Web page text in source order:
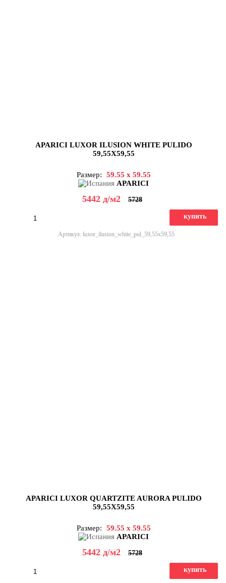
APARICI LUXOR ILUSION WHITE PULIDO
59,55X59,55
Размер:
59.55 x 59.55
APARICI
5442 д/м2 5728
купить
Артикул: luxor_ilusion_white_pul_59,55x59,55
APARICI LUXOR QUARTZITE AURORA PULIDO
59,55X59,55
Размер:
59.55 x 59.55
APARICI
5442 д/м2 5728
купить